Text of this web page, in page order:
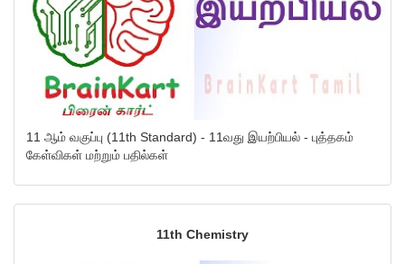
11 ஆம் வகுப்பு (11th Standard) - 11வது இயற்பியல் - புத்தகம்
கேள்விகள் மற்றும் பதில்கள்
11th Chemistry